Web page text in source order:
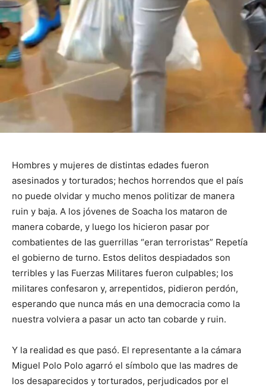
Hombres y mujeres de distintas edades fueron
asesinados y torturados; hechos horrendos que el país
no puede olvidar y mucho menos politizar de manera
ruin y baja. A los jóvenes de Soacha los mataron de
manera cobarde, y luego los hicieron pasar por
combatientes de las guerrillas “eran terroristas” Repetía
el gobierno de turno. Estos delitos despiadados son
terribles y las Fuerzas Militares fueron culpables; los
militares confesaron y, arrepentidos, pidieron perdón,
esperando que nunca más en una democracia como la
nuestra volviera a pasar un acto tan cobarde y ruin.
Y la realidad es que pasó. El representante a la cámara
Miguel Polo Polo agarró el símbolo que las madres de
los desaparecidos y torturados, perjudicados por el